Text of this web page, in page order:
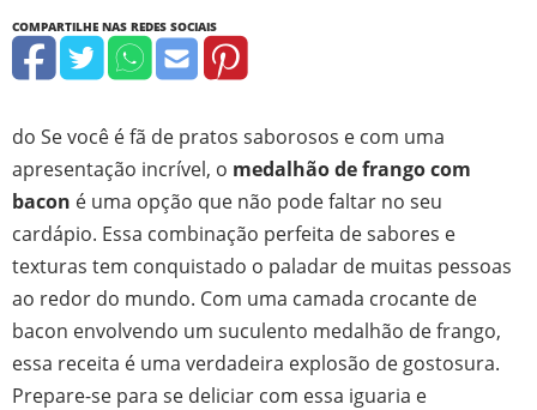
do Se você é fã de pratos saborosos e com uma
apresentação incrível, o medalhão de frango com
bacon é uma opção que não pode faltar no seu
cardápio. Essa combinação perfeita de sabores e
texturas tem conquistado o paladar de muitas pessoas
ao redor do mundo. Com uma camada crocante de
bacon envolvendo um suculento medalhão de frango,
essa receita é uma verdadeira explosão de gostosura.
Prepare-se para se deliciar com essa iguaria e